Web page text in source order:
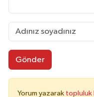
Gönder
Yorum yazarak topluluk